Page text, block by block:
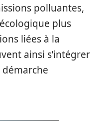
polluantes,
plus
liées à la
ainsi s’intégrer